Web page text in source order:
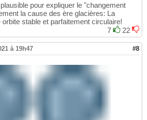
pour expliquer le "changement
la cause des ère glacières: La
orbite stable et parfaitement circulaire!
7
22
à 19h47 #8